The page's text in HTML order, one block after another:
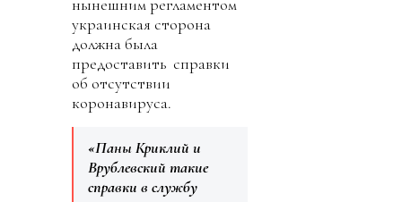
нынешним регламентом
украинская сторона
должна была
предоставить справки
об отсутствии
коронавируса.
«Паны Криклий и
Врублевский такие
справки в службу